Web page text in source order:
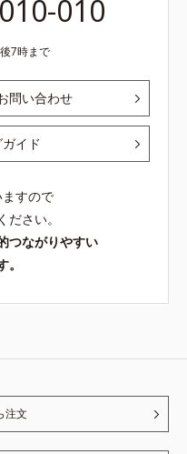
010
7時まで
問い合わせ
イド
すので
ださい。
つながりやすい
注文